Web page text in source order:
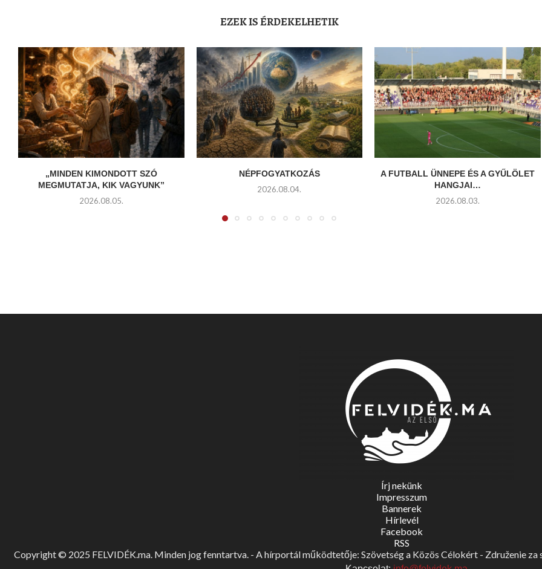
EZEK IS ÉRDEKELHETIK
„MINDEN KIMONDOTT SZÓ
MEGMUTATJA, KIK VAGYUNK”
2026.08.05.
NÉPFOGYATKOZÁS
2026.08.04.
A FUTBALL ÜNNEPE ÉS A GYŰLÖLET
HANGJAI…
2026.08.03.
Írj nekünk
Impresszum
Bannerek
Hírlevél
Facebook
RSS
Copyright © 2025 FELVIDÉK.ma. Minden jog fenntartva. - A hírportál működtetője: Szövetség a Közös Célokért - Združenie za